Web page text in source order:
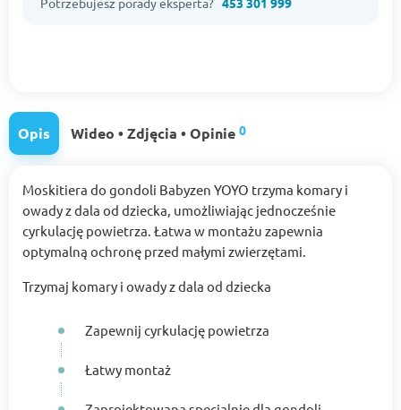
Opis Wideo • Zdjęcia • Opinie 0
Moskitiera do gondoli Babyzen YOYO trzyma komary i
owady z dala od dziecka, umożliwiając jednocześnie
cyrkulację powietrza. Łatwa w montażu zapewnia
optymalną ochronę przed małymi zwierzętami.
Trzymaj komary i owady z dala od dziecka
Zapewnij cyrkulację powietrza
Łatwy montaż